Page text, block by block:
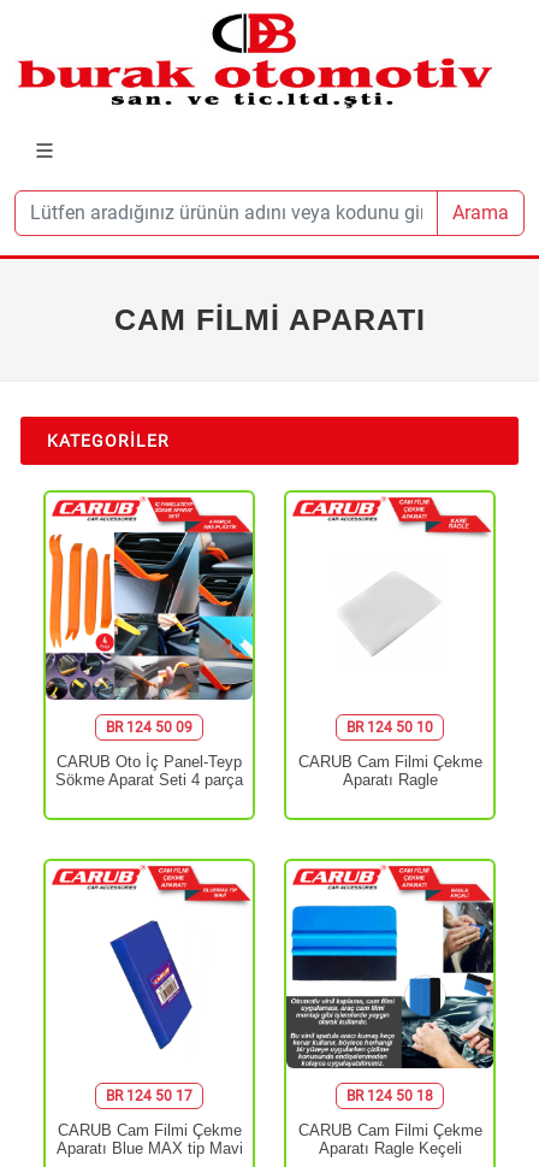
Arama
CAM FİLMİ APARATI
KATEGORILER
BR 124 50 09
CARUB Oto İç Panel-Teyp
Sökme Aparat Seti 4 parça
BR 124 50 10
CARUB Cam Filmi Çekme
Aparatı Ragle
BR 124 50 17
CARUB Cam Filmi Çekme
Aparatı Blue MAX tip Mavi
BR 124 50 18
CARUB Cam Filmi Çekme
Aparatı Ragle Keçeli